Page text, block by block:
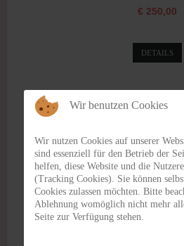
€ 250,00
DETAILS
Wir benutzen Cookies
Wir nutzen Cookies auf unserer
sind essenziell für den Betrieb der
helfen, diese Website und die
(Tracking Cookies). Sie können
Cookies zulassen möchten. Bitte
Ablehnung womöglich nicht mehr
Seite zur Verfügung stehen.